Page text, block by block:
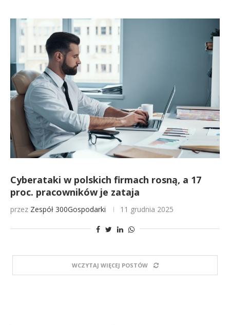
Cyberataki w polskich firmach rosną, a 17
proc. pracowników je zataja
przez Zespół 300Gospodarki 11 grudnia 2025
WCZYTAJ WIĘCEJ POSTÓW